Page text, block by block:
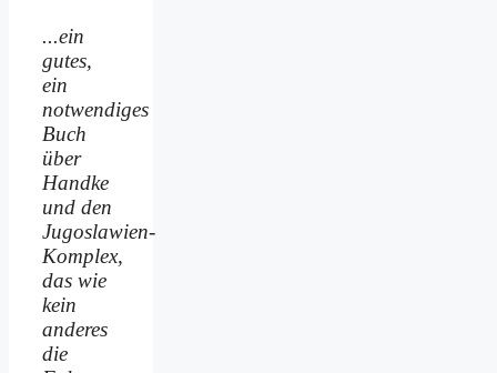
...ein
gutes,
ein
notwendiges
Buch
über
Handke
und den
Jugoslawien-
Komplex,
das wie
kein
anderes
die